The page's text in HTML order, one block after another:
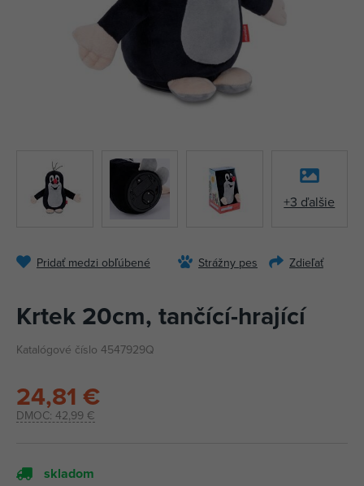
+3 ďalšie
Pridať medzi obľúbené Strážny pes Zdieľať
Krtek 20cm, tančící-hrající
Katalógové číslo 4547929Q
DMOC: 42,99 €
24,81 €
skladom